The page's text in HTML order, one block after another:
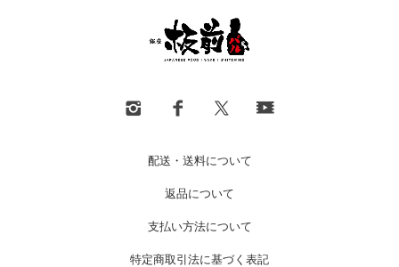
配送・送料について
返品について
支払い方法について
特定商取引法に基づく表記